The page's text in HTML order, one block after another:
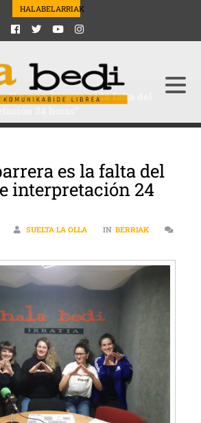
HALABELARRIAK
“La gran barrera es la falta del
es la falta del
interpretación 24
SUELTA LA OLLA IN BERRIAK
“LA GRAN BARRERA ES LA FALTA DEL SERVICIO DE